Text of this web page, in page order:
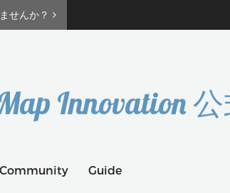
せんか？
Innovation
Community Guide